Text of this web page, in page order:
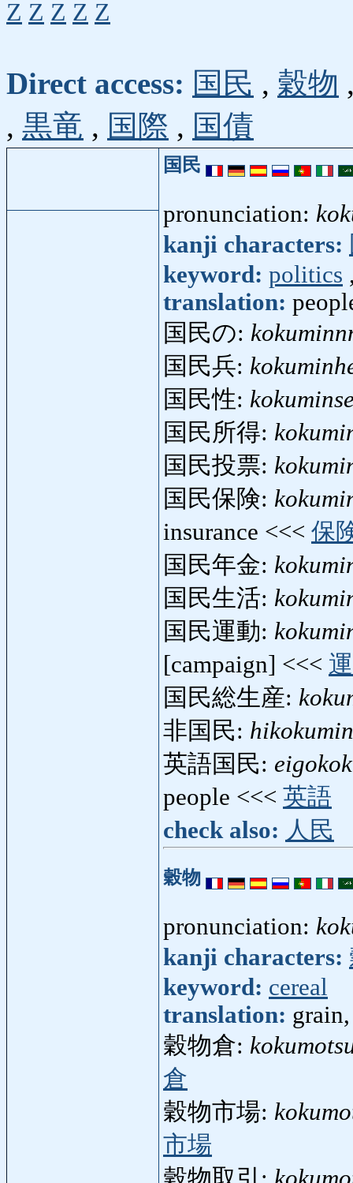
Z Z Z Z Z
Direct access: 国民 , 穀物
, 黒竜 , 国際 , 国債
国民
pronunciation:
kanji characters:
keyword: politics
translation:
国民の:
国民兵:
国民性:
国民所得:
国民投票:
国民保険:
insurance <<< 保
国民年金:
国民生活:
国民運動:
[campaign] <<<
国民総生産:
非国民: hikokumin
英語国民:
people <<< 英語
check also: 人民
穀物
pronunciation:
kanji characters:
keyword: cereal
translation:
穀物倉:
倉
穀物市場:
市場